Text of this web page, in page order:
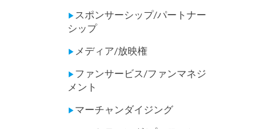
▶ スポンサーシップ/パートナー
シップ
▶ メディア/放映権
▶ ファンサービス/ファンマネジ
メント
▶ マーチャンダイジング